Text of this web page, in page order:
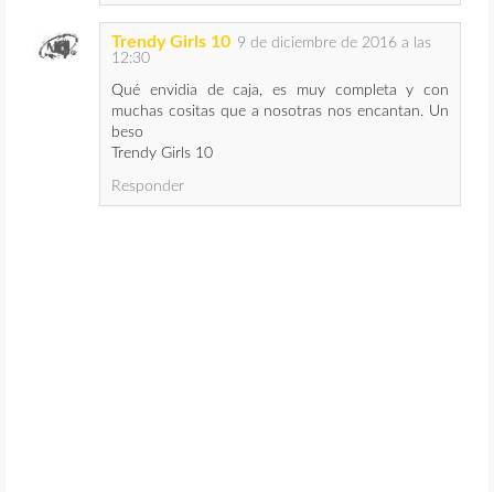
Trendy Girls 10 9 de diciembre de 2016 a las
12:30
Qué envidia de caja, es muy completa y con
muchas cositas que a nosotras nos encantan. Un
beso
Trendy Girls 10
Responder